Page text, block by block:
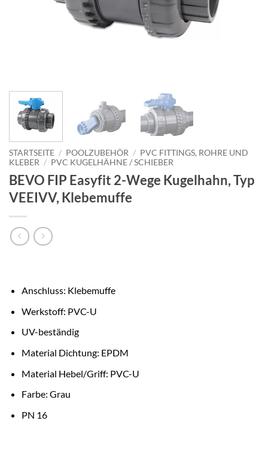
STARTSEITE / POOLZUBEHÖR / PVC FITTINGS, ROHRE UND
KLEBER / PVC KUGELHÄHNE / SCHIEBER
BEVO FIP Easyfit 2-Wege Kugelhahn, Typ
VEEIVV, Klebemuffe
Anschluss: Klebemuffe
Werkstoff: PVC-U
UV-beständig
Material Dichtung: EPDM
Material Hebel/Griff: PVC-U
Farbe: Grau
PN 16